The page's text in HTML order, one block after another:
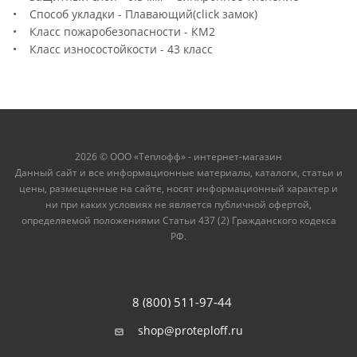
• Способ укладки - Плавающий(click замок)
• Класс пожаробезопасности - КМ2
• Класс износостойкости - 43 класс
2026 © ООО «Теплофф» - интернет-магазин
Данный сайт и все информационные материалы, каталоги, статьи и
цены, размещенные на сайте, носят информационный характер и
ни при каких условиях не является публичной офертой,
определяемой положениями Статьи 437 (2) Гражданского кодекса
РФ.
8 (800) 511-97-44
shop@proteploff.ru